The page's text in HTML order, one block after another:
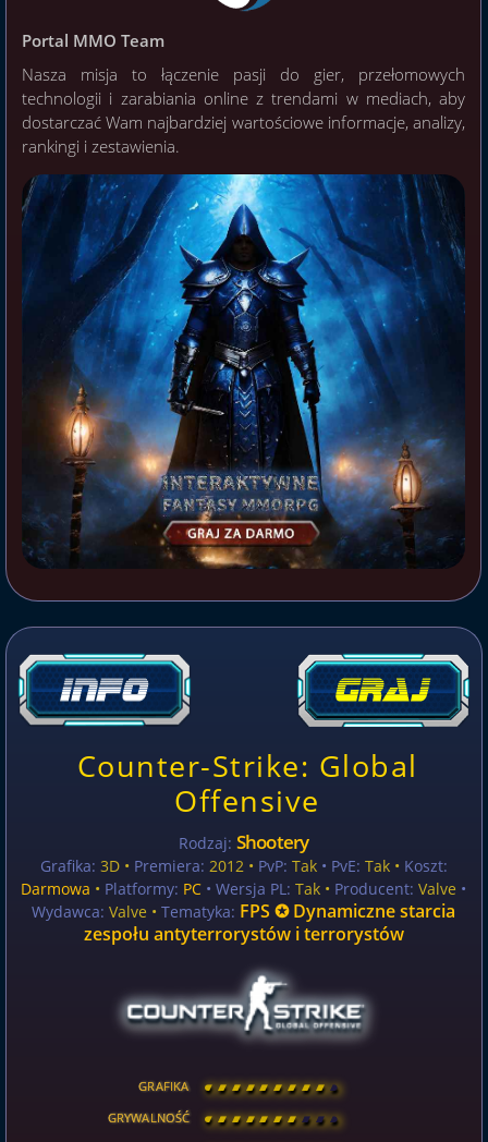
Portal MMO Team
Nasza misja to łączenie pasji do gier, przełomowych
technologii i zarabiania online z trendami w mediach, aby
dostarczać Wam najbardziej wartościowe informacje, analizy,
rankingi i zestawienia.
Counter-Strike: Global
Offensive
Rodzaj: Shootery
Grafika: 3D • Premiera: 2012 • PvP: Tak• PvE: Tak • Koszt:
Darmowa • Platformy: PC • Wersja PL: Tak • Producent: Valve •
Wydawca: Valve •Tematyka: FPS ✪ Dynamiczne starcia
zespołu antyterrorystów i terrorystów
GRAFIKA [ \ \ \ \ \ \ \ \ ]
GRYWALNOŚĆ [ \ \ \ \ \ \ \ \ ]